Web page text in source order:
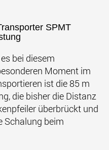
SPMT
bei diesem
Moment im
ist die 85 m
die bisher die Distanz
überbrückt und
Schalung beim